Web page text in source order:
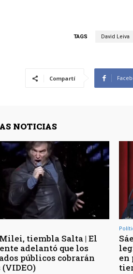
TAGS David Leiva
Compartí
NOTICIAS
tiembla Salta | El
adelantó que los
públicos cobrarán
en